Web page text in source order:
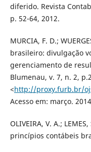
diferido. Revista
p. 52-64, 2012.
MURCIA, F. D.;
brasileiro: divulgação
gerenciamento de
Blumenau, v. 7, n. 2,
<http://proxy.furb.br/
Acesso em: março.
OLIVEIRA, V. A.;
princípios contábeis